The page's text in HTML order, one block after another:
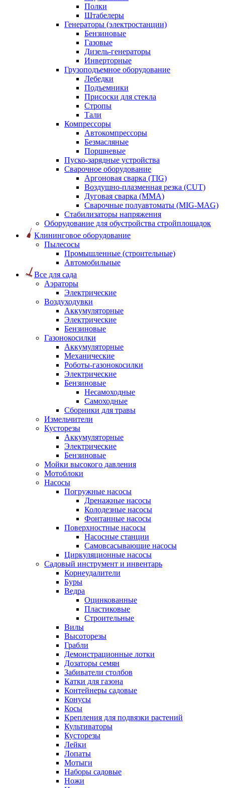
Полки
Штабелеры
Генераторы (электростанции)
Бензиновые
Газовые
Дизель-генераторы
Инверторные
Грузоподъемное оборудование
Лебедки
Подъемники
Присоски для стекла
Стропы
Тали
Компрессоры
Автокомпрессоры
Безмасляные
Поршневые
Пуско-зарядные устройства
Сварочное оборудование
Аргоновая сварка (TIG)
Воздушно-плазменная резка (CUT)
Дуговая сварка (ММА)
Сварочные полуавтоматы (MIG-MAG)
Стабилизаторы напряжения
Оборудование для обустройства стройплощадок
Клининговое оборудование
Пылесосы
Промышленные (строительные)
Автомобильные
Все для сада
Аэраторы
Электрические
Воздуходувки
Аккумуляторные
Электрические
Бензиновые
Газонокосилки
Аккумуляторные
Механические
Роботы-газонокосилки
Электрические
Бензиновые
Несамоходные
Самоходные
Сборники для травы
Измельчители
Кусторезы
Аккумуляторные
Электрические
Бензиновые
Мойки высокого давления
Мотоблоки
Насосы
Погружные насосы
Дренажные насосы
Колодезные насосы
Фонтанные насосы
Поверхностные насосы
Насосные станции
Самовсасывающие насосы
Циркуляционные насосы
Садовый инструмент и инвентарь
Корнеудалители
Буры
Ведра
Оцинкованные
Пластиковые
Строительные
Вилы
Высоторезы
Грабли
Демонстрационные лотки
Дозаторы семян
Забиватели столбов
Катки для газона
Контейнеры садовые
Конусы
Косы
Крепления для подвязки растений
Культиваторы
Кусторезы
Лейки
Лопаты
Мотыги
Наборы садовые
Ножи